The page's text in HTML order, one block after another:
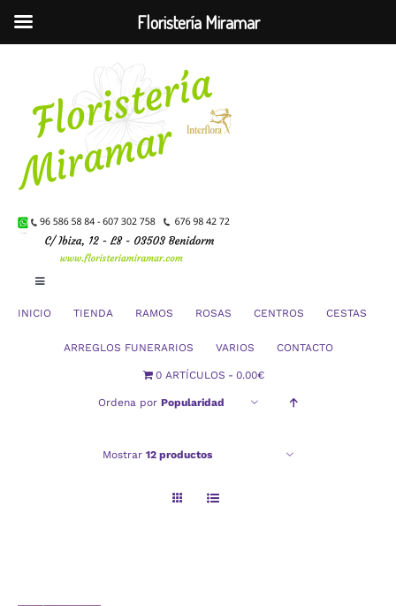
contenido
Toggle
INICIO TIENDA RAMOS ROSAS CENTROS CESTAS
ARREGLOS FUNERARIOS VARIOS CONTACTO
0 ARTÍCULOS 0.00€
Ordena por Popularidad
Mostrar 12 productos
Floristería Miramar